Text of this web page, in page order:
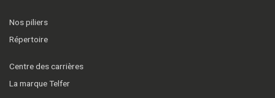
Nos piliers
Répertoire
Centre des carrières
La marque Telfer